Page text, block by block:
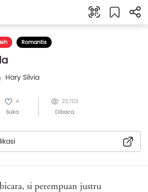
Romantis
Hary Silvia
4
Suka
23,703
Dibaca
si perempuan justru